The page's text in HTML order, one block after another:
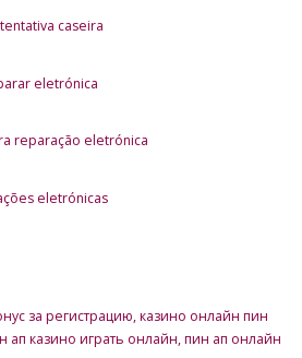
caseira
eletrónica
reparação eletrónica
eletrónicas
за регистрацию,казино онлайн пин
ап казино играть онлайн,пин ап онлайн